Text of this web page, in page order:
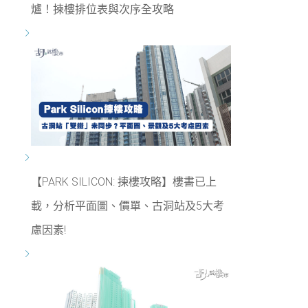
爐！揀樓排位表與次序全攻略
【PARK SILICON: 揀樓攻略】樓書已上
載，分析平面圖、價單、古洞站及5大考
慮因素!